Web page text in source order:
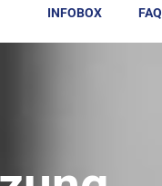
INFOBOX FAQ